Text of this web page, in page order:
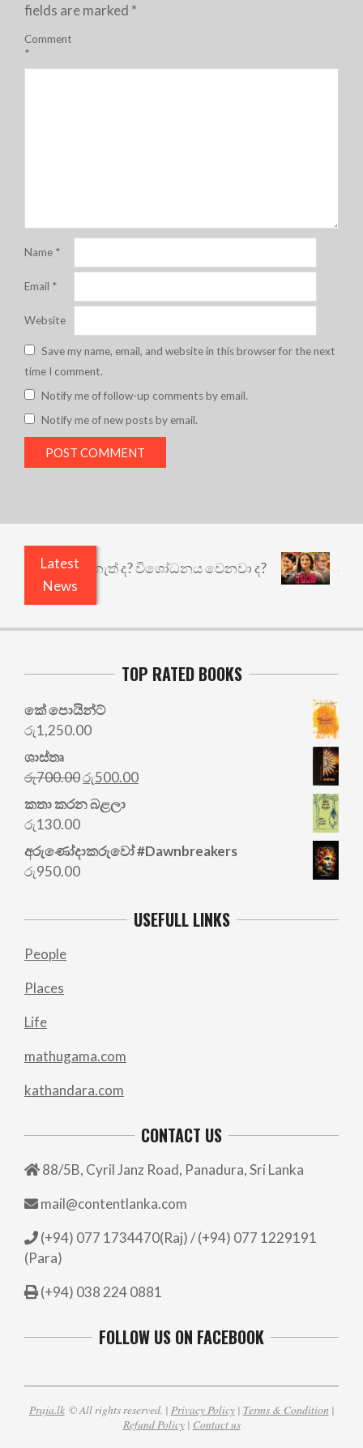
fields are marked *
Comment
*
Name *
Email *
Website
Save my name, email, and website in this browser for the next
time I comment.
Notify me of follow-up comments by email.
Notify me of new posts by email.
Latest
News
කුඩු නැත් ද? විශෝධනය වෙනවා ද?
TOP RATED BOOKS
කේ පොයින්ට්
රු1,250.00
ශාස්තෘ
රු700.00Original
price
was:
රු500.00Current
කතා කරන බළලා
රු130.00
අරු‍ණෝදාකරුවෝ #Dawnbreakers
රු950.00
USEFULL LINKS
People
Places
Life
mathugama.com
kathandara.com
CONTACT US
88/5B, Cyril Janz Road, Panadura, Sri Lanka
mail@contentlanka.com
(+94) 077 1734470(Raj) / (+94) 077 1229191
(Para)
(+94) 038 224 0881
FOLLOW US ON FACEBOOK
Praja.lk© All rights reserved. | Privacy Policy| Terms & Condition |
Refund Policy| Contact us